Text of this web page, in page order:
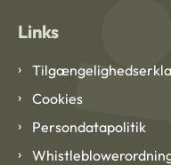
Links
Cookies
Persondatapolitik